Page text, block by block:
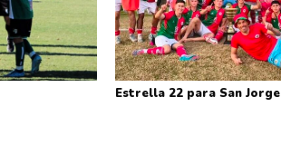
Estrella 22 para San Jorge